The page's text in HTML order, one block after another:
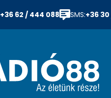
+36 62 / 444 088 SMS:+36